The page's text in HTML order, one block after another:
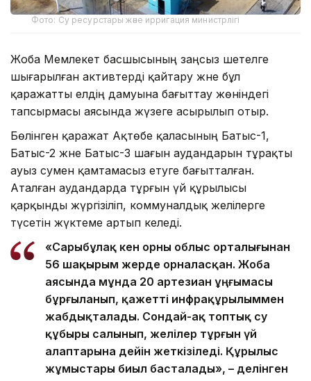
Фото: Су ресурстары және ирригация министрлігі
Жоба Мемлекет басшысының заңсыз шетелге
шығарылған активтерді қайтару және бұл
қаражатты елдің дамуына бағыттау жөніндегі
тапсырмасы аясында жүзеге асырылып отыр.
Бөлінген қаражат Ақтөбе қаласының Батыс-1,
Батыс-2 және Батыс-3 шағын аудандарын тұрақты
ауыз сумен қамтамасыз етуге бағытталған.
Аталған аудандарда тұрғын үй құрылысы
қарқынды жүргізіліп, коммуналдық желілерге
түсетін жүктеме артып келеді.
«Сарыбұлақ кен орны облыс орталығынан
56 шақырым жерде орналасқан. Жоба
аясында мұнда 20 артезиан ұңғымасы
бұрғыланып, қажетті инфрақұрылыммен
жабдықталады. Сондай-ақ топтық су
құбыры салынып, желілер тұрғын үй
алаптарына дейін жеткізіледі. Құрылыс
жұмыстары биыл басталады», – делінген